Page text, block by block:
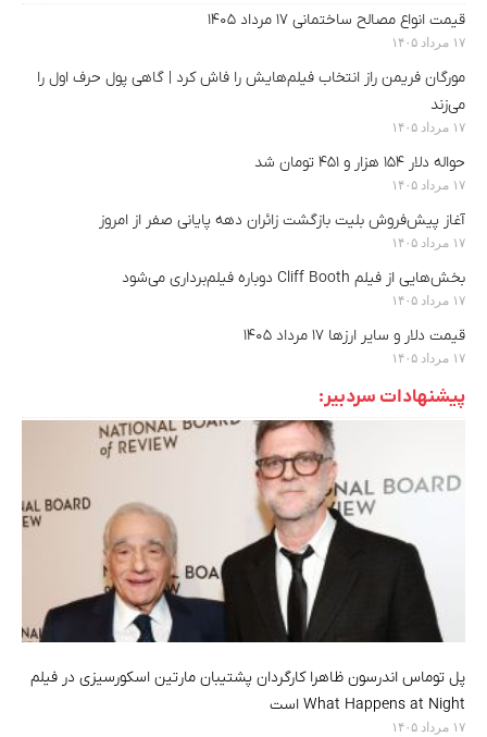
قیمت انواع مصالح ساختمانی ۱۷ مرداد ۱۴۰۵
۱۷ مرداد ۱۴۰۵
مورگان فریمن راز انتخاب فیلم‌هایش را فاش کرد | گاهی پول حرف اول را
می‌زند
۱۷ مرداد ۱۴۰۵
حواله دلار ۱۵۴ هزار و ۴۵۱ تومان شد
۱۷ مرداد ۱۴۰۵
آغاز پیش‌فروش بلیت بازگشت زائران دهه پایانی صفر از امروز
۱۷ مرداد ۱۴۰۵
بخش‌هایی از فیلم Cliff Booth دوباره فیلم‌برداری می‌شود
۱۷ مرداد ۱۴۰۵
قیمت دلار و سایر ارزها ۱۷ مرداد ۱۴۰۵
۱۷ مرداد ۱۴۰۵
پیشنهادات سردبیر:
پل توماس اندرسون ظاهرا کارگردان پشتیبان مارتین اسکورسیزی در فیلم
What Happens at Night است
۱۷ مرداد ۱۴۰۵